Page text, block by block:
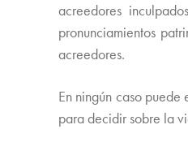
acreedores
pronunciamientos
acreedores.
En ningún caso
para decidir sobre la